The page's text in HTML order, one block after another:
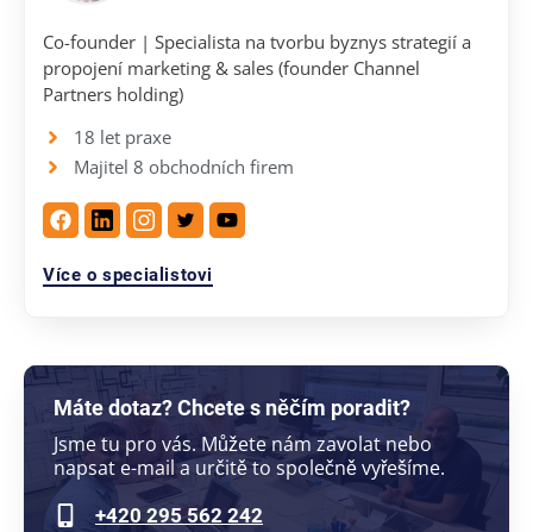
Co-founder | Specialista na tvorbu byznys strategií a
propojení marketing & sales (founder Channel
Partners holding)
18 let praxe
Majitel 8 obchodních firem
Více o specialistovi
Máte dotaz? Chcete s něčím poradit?
Jsme tu pro vás. Můžete nám zavolat nebo
napsat e-mail a určitě to společně vyřešíme.
+420 295 562 242